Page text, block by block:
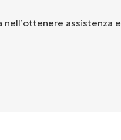
assistenza e